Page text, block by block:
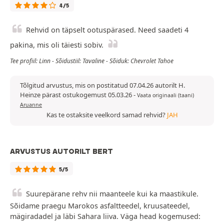
4/5
Rehvid on täpselt ootuspärased. Need saadeti 4
pakina, mis oli täiesti sobiv.
Tee profiil: Linn - Sõidustiil: Tavaline - Sõiduk: Chevrolet Tahoe
Tõlgitud arvustus, mis on postitatud 07.04.26 autorilt H.
Heinze pärast ostukogemust 05.03.26- Vaata originaali (taani)
Aruanne
Kas te ostaksite veelkord samad rehvid? JAH
ARVUSTUS AUTORILT BERT
5/5
Suurepärane rehv nii maanteele kui ka maastikule.
Sõidame praegu Marokos asfaltteedel, kruusateedel,
mägiradadel ja läbi Sahara liiva. Väga head kogemused: